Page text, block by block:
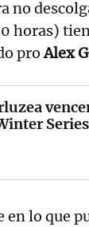
no
horas)
proAlex
lo que